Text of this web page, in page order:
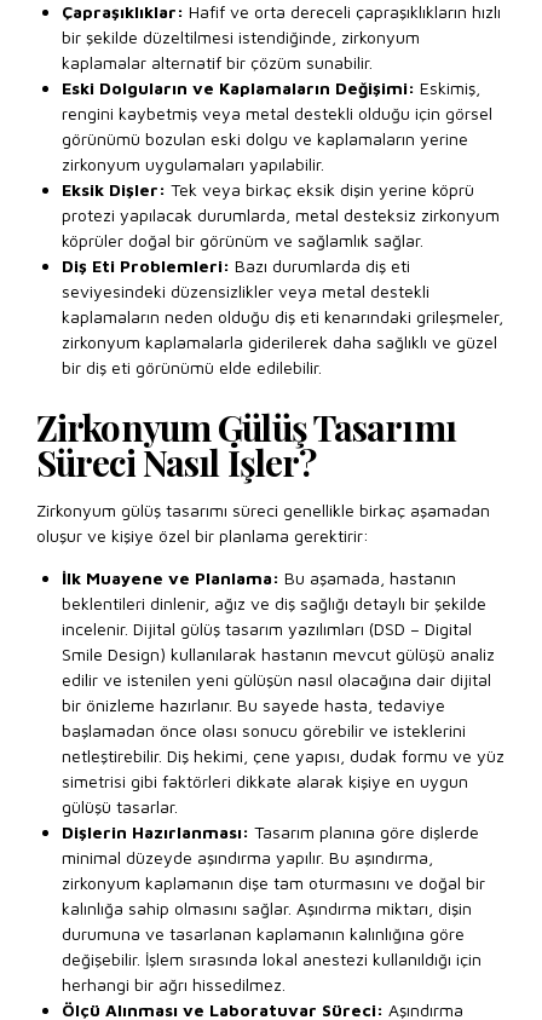
Çapraşıklıklar: Hafif ve orta dereceli çapraşıklıkların hızlı
bir şekilde düzeltilmesi istendiğinde, zirkonyum
kaplamalar alternatif bir çözüm sunabilir.
Eski Dolguların ve Kaplamaların Değişimi: Eskimiş,
rengini kaybetmiş veya metal destekli olduğu için görsel
görünümü bozulan eski dolgu ve kaplamaların yerine
zirkonyum uygulamaları yapılabilir.
Eksik Dişler: Tek veya birkaç eksik dişin yerine köprü
protezi yapılacak durumlarda, metal desteksiz zirkonyum
köprüler doğal bir görünüm ve sağlamlık sağlar.
Diş Eti Problemleri: Bazı durumlarda diş eti
seviyesindeki düzensizlikler veya metal destekli
kaplamaların neden olduğu diş eti kenarındaki grileşmeler,
zirkonyum kaplamalarla giderilerek daha sağlıklı ve güzel
bir diş eti görünümü elde edilebilir.
Zirkonyum Gülüş Tasarımı
Süreci Nasıl İşler?
Zirkonyum gülüş tasarımı süreci genellikle birkaç aşamadan
oluşur ve kişiye özel bir planlama gerektirir:
İlk Muayene ve Planlama: Bu aşamada, hastanın
beklentileri dinlenir, ağız ve diş sağlığı detaylı bir şekilde
incelenir. Dijital gülüş tasarım yazılımları (DSD – Digital
Smile Design) kullanılarak hastanın mevcut gülüşü analiz
edilir ve istenilen yeni gülüşün nasıl olacağına dair dijital
bir önizleme hazırlanır. Bu sayede hasta, tedaviye
başlamadan önce olası sonucu görebilir ve isteklerini
netleştirebilir. Diş hekimi, çene yapısı, dudak formu ve yüz
simetrisi gibi faktörleri dikkate alarak kişiye en uygun
gülüşü tasarlar.
Dişlerin Hazırlanması: Tasarım planına göre dişlerde
minimal düzeyde aşındırma yapılır. Bu aşındırma,
zirkonyum kaplamanın dişe tam oturmasını ve doğal bir
kalınlığa sahip olmasını sağlar. Aşındırma miktarı, dişin
durumuna ve tasarlanan kaplamanın kalınlığına göre
değişebilir. İşlem sırasında lokal anestezi kullanıldığı için
herhangi bir ağrı hissedilmez.
Ölçü Alınması ve Laboratuvar Süreci: Aşındırma